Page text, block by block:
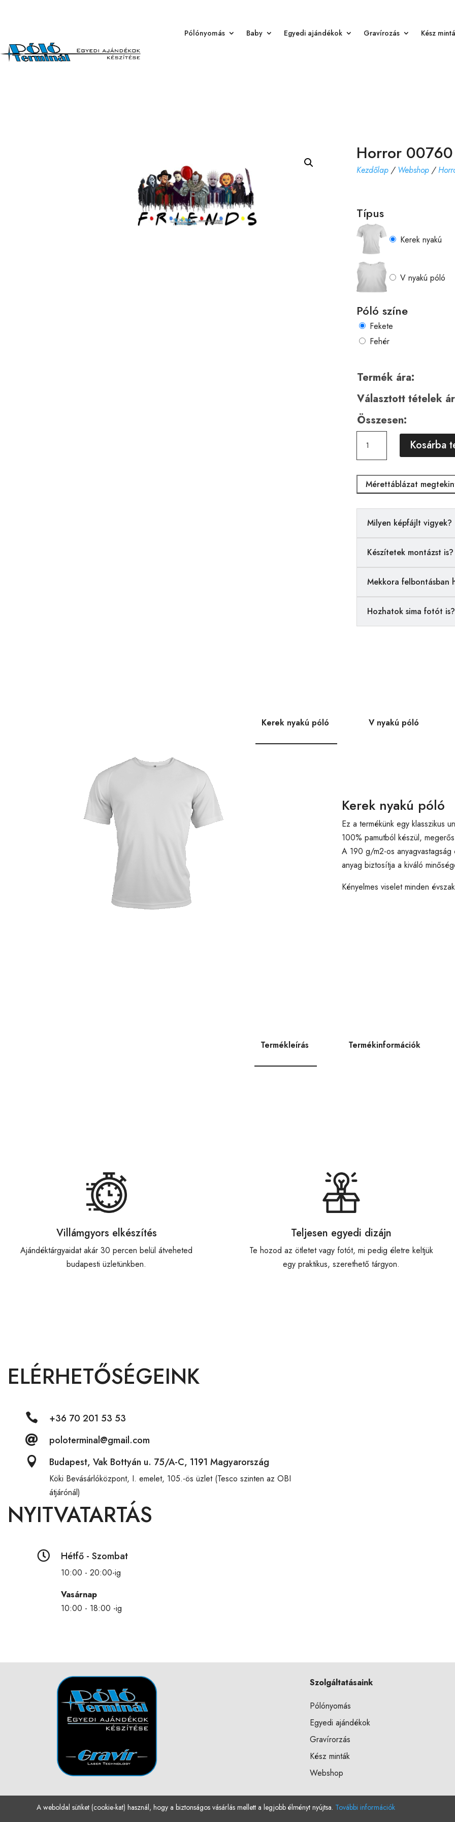
Pólónyomás Baby Egyedi ajándékok Gravírozás Kész
Horror 00760
Kezdőlap/ Webshop/
Típus
Kerek nyakú
V nyakú póló
Póló színe
Fekete
Fehér
Termék ára:
Választott tételek
Összesen:
00760
Kosárba
Mérettáblázat
Milyen képfájlt vigyek?
Készítetek montázst is?
Mekkora felbontásban
Hozhatok sima fotót is?
Kerek nyakú póló V nyakú póló
Kerek nyakú póló
Ez a termékünk egy klasszikus
100% pamutból készül,
A 190 g/m2-os
anyag biztosítja a kiváló
Kényelmes viselet minden
Termékleírás Termékinformációk
Villámgyors elkészítés
Ajándéktárgyaidat akár 30 percen belül átveheted
budapesti üzletünkben.
Teljesen egyedi dizájn
Te hozod az ötletet vagy fotót, mi pedig életre keltjük
egy praktikus, szerethető tárgyon.
ELÉRHETŐSÉGEINK
 +36 70 201 53 53
 poloterminal@gmail.com
 Budapest, Vak Bottyán u. 75/A-C, 1191 Magyarország
Köki Bevásárlóközpont, I. emelet, 105.-ös üzlet (Tesco szinten az OBI
átjárónál)
NYITVATARTÁS
 Hétfő - Szombat
10:00 - 20:00-ig
Vasárnap
10:00 - 18:00 -ig
Szolgáltatásaink
Pólónyomás
Egyedi ajándékok
Gravírorzás
Kész minták
Webshop
A weboldal sütiket (cookie-kat) használ, hogy a biztonságos vásárlás mellett a legjobb élményt nyújtsa. További információk